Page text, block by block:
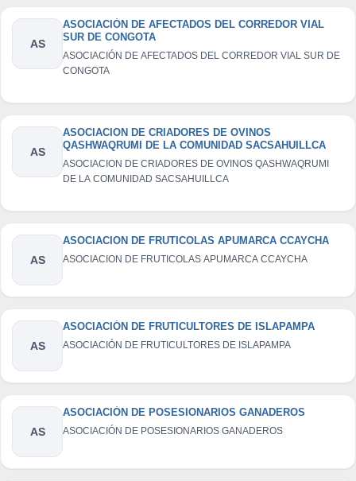
AS
ASOCIACIÓN DE AFECTADOS DEL CORREDOR VIAL
SUR DE CONGOTA
ASOCIACIÓN DE AFECTADOS DEL CORREDOR VIAL SUR DE
CONGOTA
AS
ASOCIACION DE CRIADORES DE OVINOS
QASHWAQRUMI DE LA COMUNIDAD SACSAHUILLCA
ASOCIACION DE CRIADORES DE OVINOS QASHWAQRUMI
DE LA COMUNIDAD SACSAHUILLCA
AS
ASOCIACION DE FRUTICOLAS APUMARCA CCAYCHA
ASOCIACION DE FRUTICOLAS APUMARCA CCAYCHA
AS
ASOCIACIÓN DE FRUTICULTORES DE ISLAPAMPA
ASOCIACIÓN DE FRUTICULTORES DE ISLAPAMPA
AS
ASOCIACIÓN DE POSESIONARIOS GANADEROS
ASOCIACIÓN DE POSESIONARIOS GANADEROS